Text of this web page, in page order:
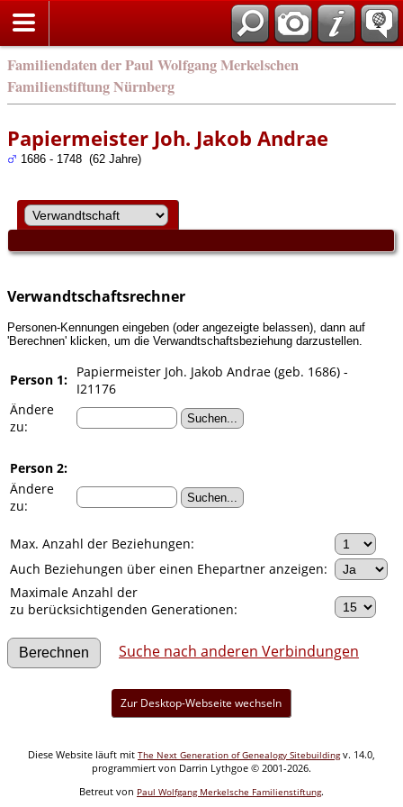
Familiendaten der Paul Wolfgang Merkelschen
Familienstiftung Nürnberg
Papiermeister Joh. Jakob Andrae
1686 - 1748 (62 Jahre)
Verwandtschaftsrechner
Personen-Kennungen eingeben (oder angezeigte belassen), dann auf
'Berechnen' klicken, um die Verwandtschaftsbeziehung darzustellen.
Person 1: Papiermeister Joh. Jakob Andrae (geb. 1686) -
I21176
Ändere
zu:
Person 2:
Ändere
zu:
Max. Anzahl der Beziehungen:
Auch Beziehungen über einen Ehepartner anzeigen:
Maximale Anzahl der
zu berücksichtigenden Generationen:
Suche nach anderen Verbindungen
Zur Desktop-Webseite wechseln
Diese Website läuft mit The Next Generation of Genealogy Sitebuildingv. 14.0,
programmiert von Darrin Lythgoe © 2001-2026.
Betreut von Paul Wolfgang Merkelsche Familienstiftung.